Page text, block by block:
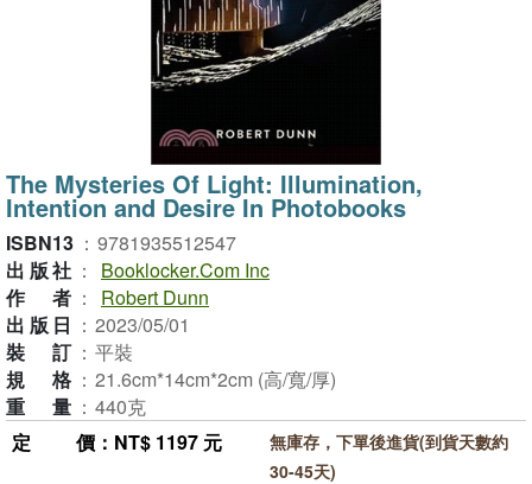
The Mysteries Of Light: Illumination,
Intention and Desire In Photobooks
ISBN13 ： 9781935512547
出版社 ：
Booklocker.Com Inc
作者 ：
Robert Dunn
出版日 ： 2023/05/01
裝訂 ： 平裝
規格 ： 21.6cm*14cm*2cm (高/寬/厚)
重量 ： 440克
定價 ：NT$ 1197 元
無庫存，下單後進貨(到貨天數約
30-45天)